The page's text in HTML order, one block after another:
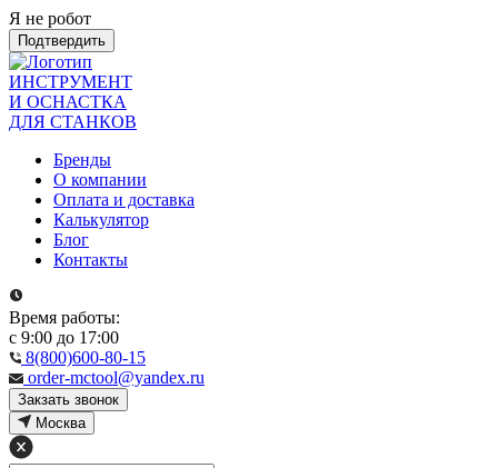
Я не робот
Подтвердить
ИНСТРУМЕНТ
И ОСНАСТКА
ДЛЯ СТАНКОВ
Бренды
О компании
Оплата и доставка
Калькулятор
Блог
Контакты
Время работы:
с 9:00 до 17:00
8(800)600-80-15
order-mctool@yandex.ru
Закзать звонок
Москва